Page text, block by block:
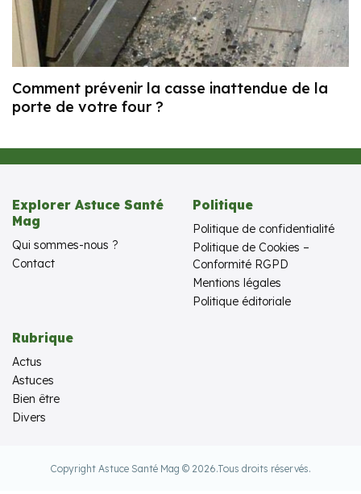
Comment prévenir la casse inattendue de la
porte de votre four ?
Explorer Astuce Santé
Mag
Qui sommes-nous ?
Contact
Politique
Politique de confidentialité
Politique de Cookies –
Conformité RGPD
Mentions légales
Politique éditoriale
Rubrique
Actus
Astuces
Bien être
Divers
Copyright Astuce Santé Mag © 2026.Tous droits réservés.